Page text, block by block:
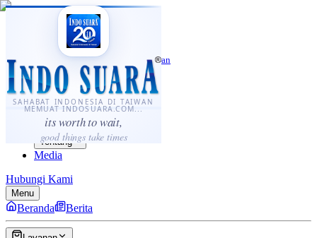
SAHABAT INDONESIA DI TAIWAN
MEMUAT INDOSUARA.COM...
its worth to wait,
good things take times
·...
⌘K
Sahabat Indonesia di Taiwan
Berita
Layanan
Komunitas
Panduan
Tentang
Media
Hubungi Kami
Menu
Beranda Berita